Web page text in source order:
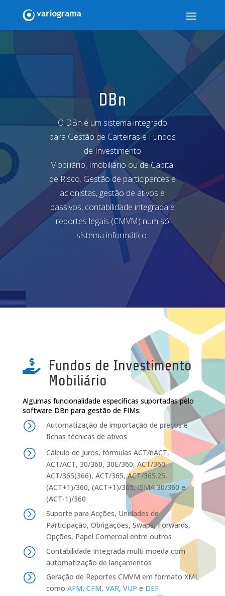
DBn
O DBn é um sistema integrado
para Gestão de Carteiras e Fundos
de Investimento
Mobiliário, Imobiliário ou de Capital
de Risco. Gestão de participantes e
acionistas, gestão de ativos e
passivos, contabilidade integrada e
reportes legais (CMVM) num só
sistema informático.
 Fundos de Investimento
Mobiliário
Algumas funcionalidade específicas suportadas pelo
software DBn para gestão de FIMs:
=
Automatização de importação de preços e
fichas técnicas de ativos
=
Cálculo de Juros, fórmulas ACT/nACT,
ACT/ACT, 30/360, 30E/360, ACT/360,
ACT/365(366), ACT/365, ACT/365.25,
(ACT+1)/360, (ACT+1)/365, ISMA 30/360 e
(ACT-1)/360
=
Suporte para Acções, Unidades de
Participação, Obrigações, Swaps, Forwards,
Opções, Papel Comercial entre outros
=
Contabilidade Integrada multi moeda com
automatização de lançamentos
=
Geração de Reportes CMVM em formato XML
como AFM, CFM, VAR, VUP e DEF